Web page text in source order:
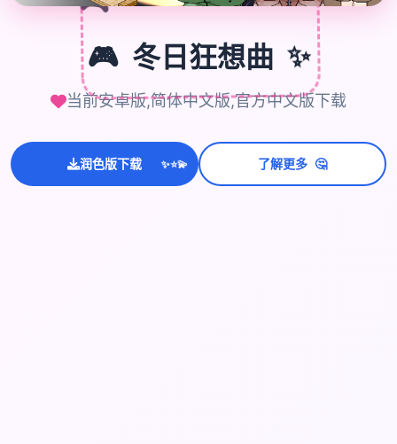
🎮
🎮 冬日狂想曲 ✨
当前安卓版,简体中文版,官方中文版下载
润色版下载 ✨⭐💫 了解更多 🤔